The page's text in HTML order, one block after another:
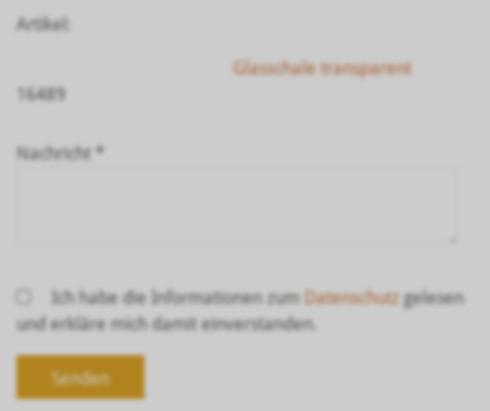
Artikel:
Glasschale transparent
16489
Nachricht *
Ich habe die Informationen zum Datenschutz gelesen
und erkläre mich damit einverstanden.